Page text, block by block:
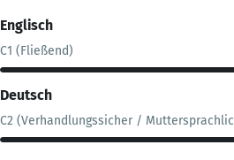
Englisch
C1 (Fließend)
Deutsch
C2 (Verhandlungssicher /